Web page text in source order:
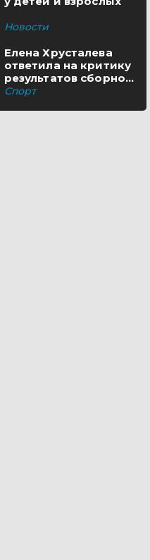
Новости
Елена Хрусталева
ответила на критику
результатов сборной
Казахстана
Спорт